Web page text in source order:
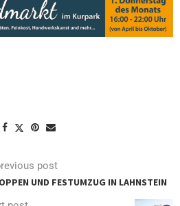
post
UND FESTUMZUG IN LAHNSTEIN